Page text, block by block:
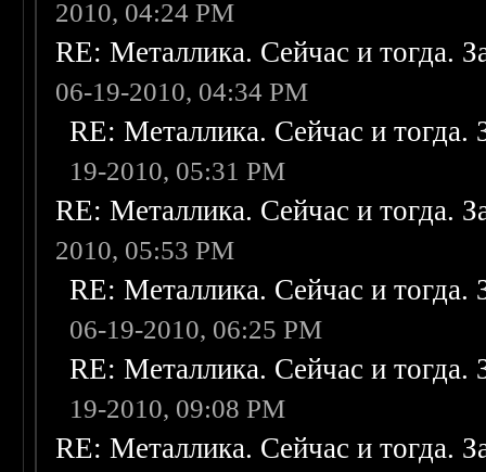
2010, 04:24 PM
RE: Металлика. Сейчас и тогда.
06-19-2010, 04:34 PM
RE: Металлика. Сейчас и
19-2010, 05:31 PM
RE: Металлика. Сейчас и тогда.
2010, 05:53 PM
RE: Металлика. Сейчас и
06-19-2010, 06:25 PM
RE: Металлика. Сейчас и
19-2010, 09:08 PM
RE: Металлика. Сейчас и тогда.